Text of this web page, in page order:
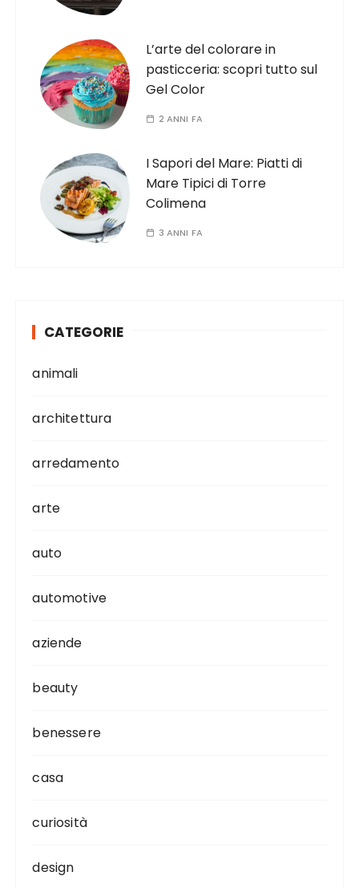
L’arte del colorare in
pasticceria: scopri tutto sul
Gel Color
2 ANNI FA
I Sapori del Mare: Piatti di
Mare Tipici di Torre
Colimena
3 ANNI FA
CATEGORIE
animali
architettura
arredamento
arte
auto
automotive
aziende
beauty
benessere
casa
curiosità
design